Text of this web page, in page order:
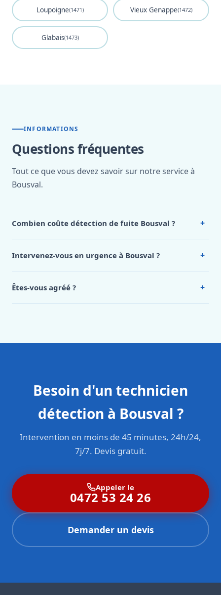
Loupoigne(1471) Vieux Genappe(1472)
Glabais(1473)
INFORMATIONS
Questions fréquentes
Tout ce que vous devez savoir sur notre service à
Bousval.
Combien coûte détection de fuite Bousval ? +
Bousval, appelez le 0472 53 24 26.
Intervenez-vous en urgence à Bousval ? +
Êtes-vous agréé ? +
Besoin d'un technicien
détection à Bousval ?
Intervention en moins de 45 minutes, 24h/24,
7j/7. Devis gratuit.
Appeler le
0472 53 24 26
Demander un devis